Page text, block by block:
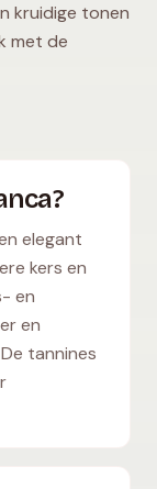
kruidige tonen
met de
elegant
kers en
en
en
tannines